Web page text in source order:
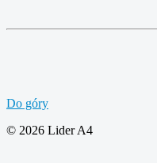
Do góry
© 2026 Lider A4